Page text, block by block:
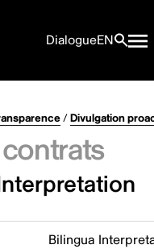
DialogueEN
/Divulgation
Bilingua